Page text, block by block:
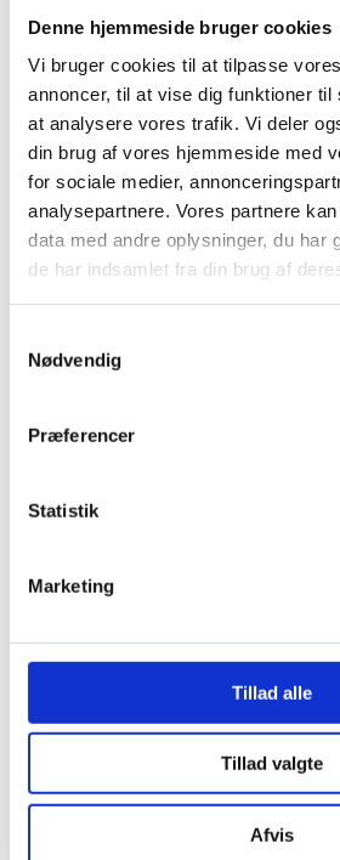
Denne hjemmeside bruger cookies
Vi bruger cookies til at tilpasse
annoncer, til at vise dig funktioner til
at analysere vores trafik. Vi deler
din brug af vores hjemmeside med
for sociale medier,
analysepartnere. Vores partnere
data med andre oplysninger, du har
de har indsamlet fra din brug af
Nødvendig
Præferencer
Statistik
Marketing
Tillad alle
Tillad valgte
Afvis
Udendørs brusere
Bål og grill
Solcelleanlæg
Luksus have Pavilloner
Tilbehør til luksus
Havepavilloner
Art Deco Have
Markiser
Hængekøjer
Parasoller
Stjernetelte
Redskabsskure
Rosenbuer
Plantiflex Drivhus
Sandkasser
Gokart og el-biler
Havemøbler
Loungemøbler
Hjørnesofaer
Havebord med stole